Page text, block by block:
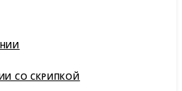
СО СКРИПКОЙ